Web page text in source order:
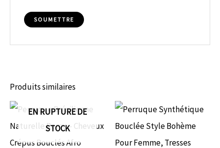
Produits similaires
EN RUPTURE DE
STOCK
Plage
de
prix :
€74.64
à
Ce
produit
a
Ce
produit
a